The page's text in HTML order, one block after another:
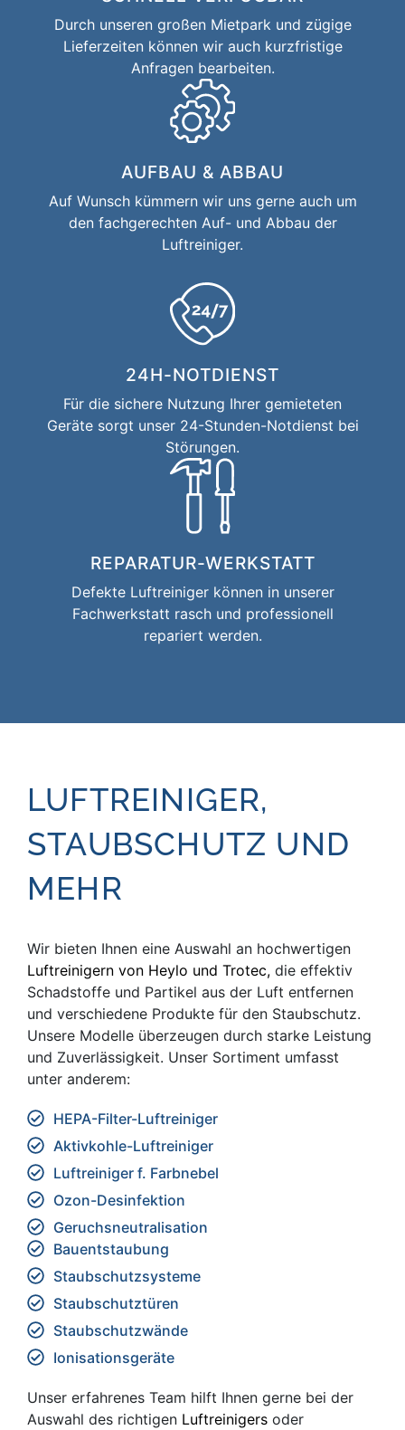
Durch unseren großen Mietpark und zügige
Lieferzeiten können wir auch kurzfristige
Anfragen bearbeiten.
AUFBAU & ABBAU
Auf Wunsch kümmern wir uns gerne auch um
den fachgerechten Auf- und Abbau der
Luftreiniger.
24H-NOTDIENST
Für die sichere Nutzung Ihrer gemieteten
Geräte sorgt unser 24-Stunden-Notdienst bei
Störungen.
REPARATUR-WERKSTATT
Defekte Luftreiniger können in unserer
Fachwerkstatt rasch und professionell
repariert werden.
LUFTREINIGER,
STAUB­SCHUTZ UND
MEHR
Wir bieten Ihnen eine Auswahl an hochwertigen
Luftreinigern von Heylo und Trotec, die effektiv
Schadstoffe und Partikel aus der Luft entfernen
und verschiedene Produkte für den Staubschutz.
Unsere Modelle überzeugen durch starke Leistung
und Zuverlässigkeit. Unser Sortiment umfasst
unter anderem:
HEPA-Filter-Luftreiniger
Aktivkohle-Luftreiniger
Luftreiniger f. Farbnebel
Ozon-Desinfektion
Geruchs­neutralisation
Bauentstaubung
Staubschutzsysteme
Staubschutztüren
Staubschutzwände
Ionisationsgeräte
Unser erfahrenes Team hilft Ihnen gerne bei der
Auswahl des richtigen Luftreinigers oder